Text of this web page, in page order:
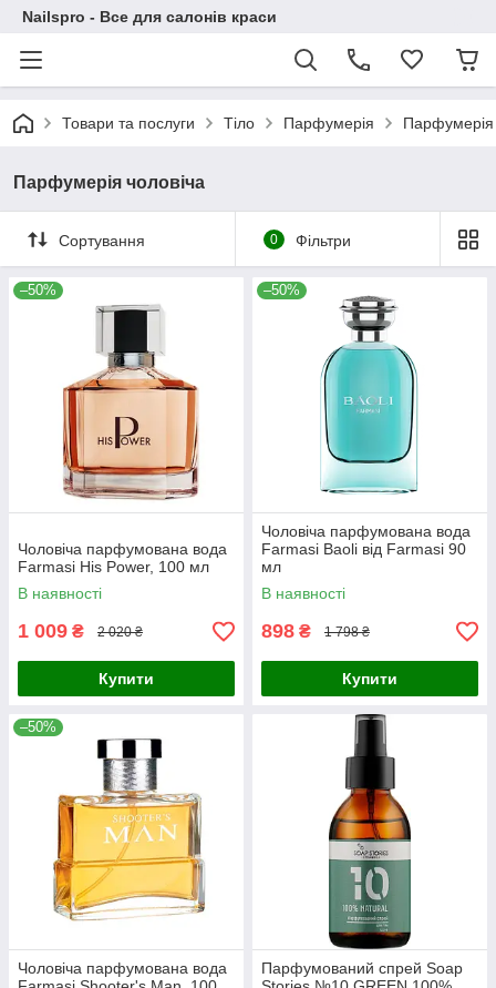
Nailspro - Все для салонів краси
Товари та послуги Тіло Парфумерія Парфумерія
Парфумерія чоловіча
Сортування 0 Фільтри
–50%
Чоловіча парфумована вода
Farmasi His Power, 100 мл
В наявності
1 009 ₴ 2 020 ₴
Купити
–50%
Чоловіча парфумована вода
Farmasi Baoli від Farmasi 90
мл
В наявності
898 ₴ 1 798 ₴
Купити
–50%
Чоловіча парфумована вода
Парфумований спрей Soap